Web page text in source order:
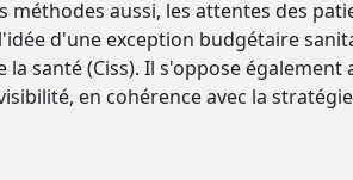
aussi, les attentes des
d'une exception budgétaire
santé (Ciss). Il s'oppose également
en cohérence avec la